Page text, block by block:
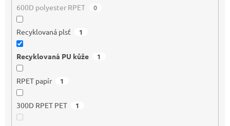
600D polyester RPET 0
Recyklovaná plsť 1
Recyklovaná PU kůže 1
RPET papír 1
300D RPET PET 1